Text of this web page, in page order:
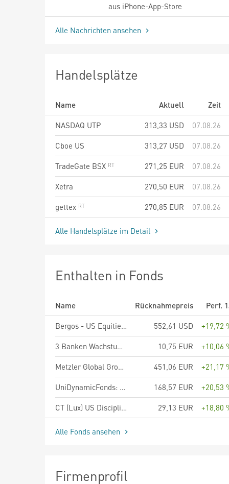
aus iPhone-App-Store
Alle Nachrichten ansehen
Handelsplätze
Name Aktuell
Zeit
NASDAQ UTP
313,33 USD
07.08.26
Cboe US
313,27 USD
07.08.26
TradeGate BSX
271,25 EUR
07.08.26
Xetra
270,50 EUR
07.08.26
gettex
270,85 EUR 07.08.26
Alle Handelsplätze im Detail
Enthalten in Fonds
Name Rücknahmepreis
Perf.
Bergos - US Equities Anteilklasse B
552,61 USD
+19,72
3 Banken Wachstumsaktien Fonds R
10,75 EUR
+10,06
Metzler Global Growth Sustainability
451,06 EUR
+21,17
UniDynamicFonds: Global A
168,57 EUR
+20,53
CT (Lux) US Disciplined Core Equities AE EUR
29,13 EUR +18,80
Alle Fonds ansehen
Firmenprofil